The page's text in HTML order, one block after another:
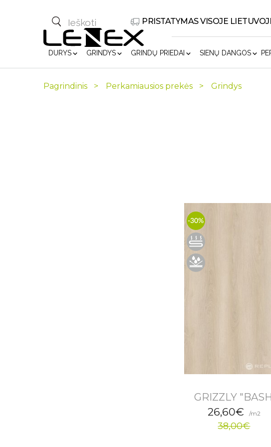
PRISTATYMAS VISOJE
DURYS GRINDYS GRINDŲ PRIEDAI SIENŲ DANGOS
Pagrindinis Perkamiausios prekės Grindys
-30%
GRIZZLY
26,60€ /m2
38,00€